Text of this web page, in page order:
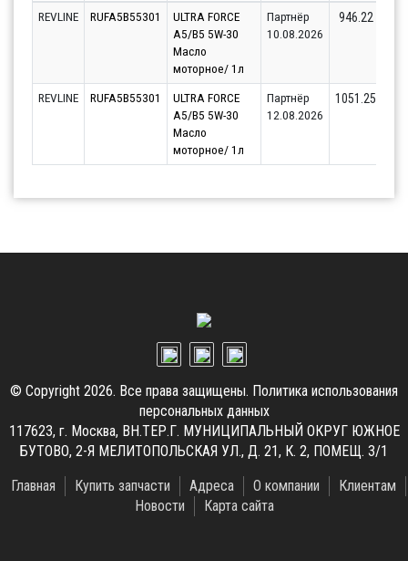
REVLINE RUFA5B55301
ULTRA FORCE
A5/B5 5W-30
Масло
моторное/ 1л
Партнёр
10.08.2026
946.22
REVLINE RUFA5B55301
ULTRA FORCE
A5/B5 5W-30
Масло
моторное/ 1л
Партнёр
12.08.2026
1051.25
© Copyright 2026. Все права защищены. Политика использования
персональных данных
117623, г. Москва, ВН.ТЕР.Г. МУНИЦИПАЛЬНЫЙ ОКРУГ ЮЖНОЕ
БУТОВО, 2-Я МЕЛИТОПОЛЬСКАЯ УЛ., Д. 21, К. 2, ПОМЕЩ. 3/1
Главная
Купить запчасти Адреса О компании
Клиентам
Новости
Карта сайта